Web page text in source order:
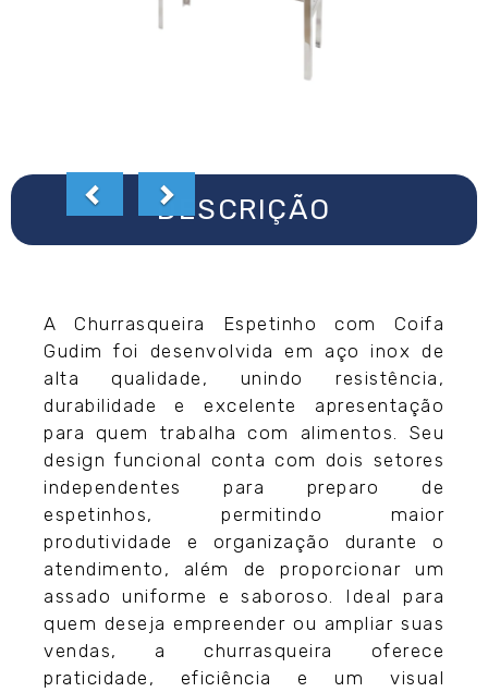
DESCRIÇÃO
A Churrasqueira Espetinho com Coifa
Gudim foi desenvolvida em aço inox de
alta qualidade, unindo resistência,
durabilidade e excelente apresentação
para quem trabalha com alimentos. Seu
design funcional conta com dois setores
independentes para preparo de
espetinhos, permitindo maior
produtividade e organização durante o
atendimento, além de proporcionar um
assado uniforme e saboroso. Ideal para
quem deseja empreender ou ampliar suas
vendas, a churrasqueira oferece
praticidade, eficiência e um visual